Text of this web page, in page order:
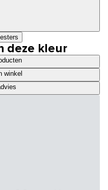
deze kleur
winkel